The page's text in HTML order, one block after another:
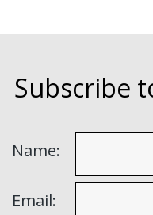
Subscribe
Name:
Email: